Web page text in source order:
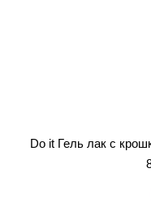
Do it Гель лак с